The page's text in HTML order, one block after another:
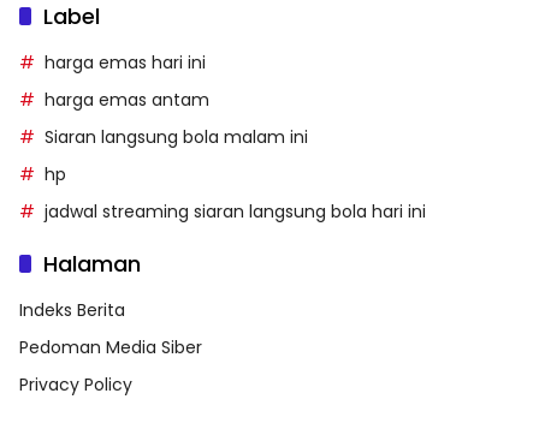
Label
harga emas hari ini
harga emas antam
Siaran langsung bola malam ini
hp
jadwal streaming siaran langsung bola hari ini
Halaman
Indeks Berita
Pedoman Media Siber
Privacy Policy